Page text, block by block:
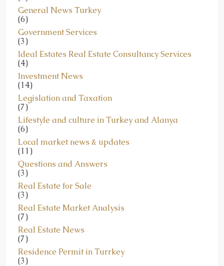
General News Turkey
(6)
Government Services
(3)
Ideal Estates Real Estate Consultancy Services
(4)
Investment News
(14)
Legislation and Taxation
(7)
Lifestyle and culture in Turkey and Alanya
(6)
Local market news & updates
(11)
Questions and Answers
(3)
Real Estate for Sale
(3)
Real Estate Market Analysis
(7)
Real Estate News
(7)
Residence Permit in Turrkey
(3)